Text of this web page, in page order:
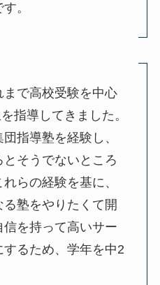
。
で高校受験を中心
指導してきました。
指導塾を経験し、
そうでないところ
らの経験を基に、
塾をやりたくて開
を持って高いサー
るため、学年を中2